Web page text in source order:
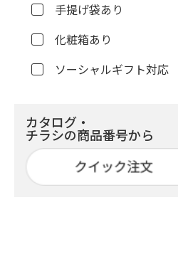
手提げ袋あり
化粧箱あり
ソーシャルギフト対応
カタログ・
チラシの商品番号から